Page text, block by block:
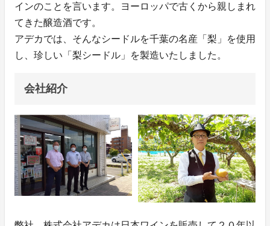
インのことを言います。ヨーロッパで古くから親しまれ
てきた醸造酒です。
アデカでは、そんなシードルを千葉の名産「梨」を使用
し、珍しい「梨シードル」を製造いたしました。
会社紹介